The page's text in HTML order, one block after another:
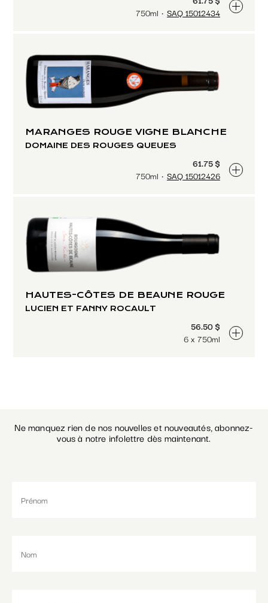
750ml
SAQ 15012434
MARANGES ROUGE VIGNE BLANCHE
DOMAINE DES ROUGES QUEUES
61.75 $
750ml
SAQ 15012426
HAUTES-CÔTES DE BEAUNE ROUGE
LUCIEN ET FANNY ROCAULT
56.50 $
6 x 750ml
Ne manquez rien de nos nouvelles et nouveautés, abonnez-
vous à notre infolettre dès maintenant.